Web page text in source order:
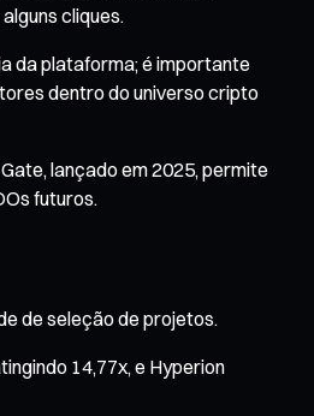
cliques.
da plataforma; é importante
dentro do universo cripto
lançado em 2025, permite
futuros.
de seleção de projetos.
14,77x, e Hyperion